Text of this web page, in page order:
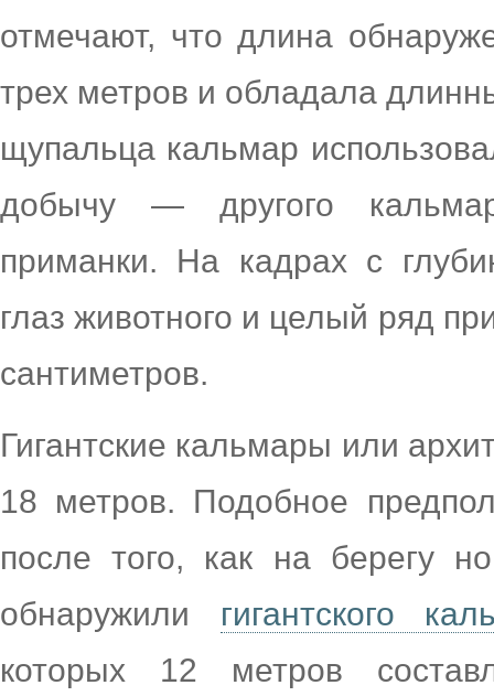
отмечают, что длина
трех метров и обладала
щупальца кальмар
добычу — другого
приманки. На кадрах с
глаз животного и целый ряд
сантиметров.
Гигантские кальмары или
18 метров. Подобное
после того, как на берегу
обнаружили гигантского
которых 12 метров